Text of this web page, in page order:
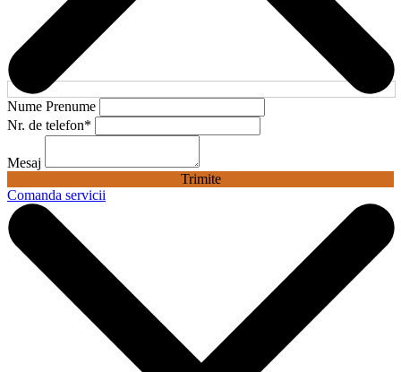
Nume Prenume
Nr. de telefon*
Mesaj
Trimite
Comanda servicii